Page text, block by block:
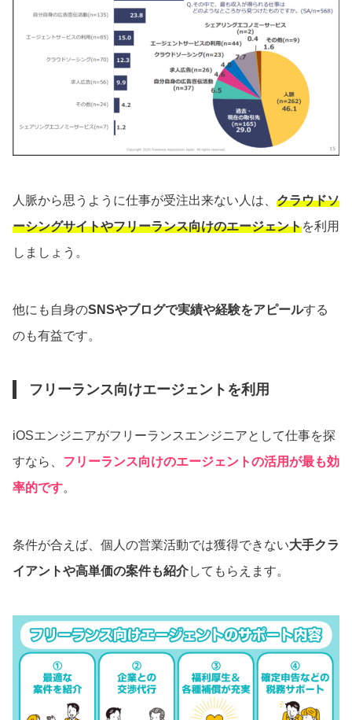
人脈から思うように仕事が受注出来ない人は、 クラウドソ
ーシングサイトやフリーランス向けのエージェントを利用
しましょう。
他にも自身のSNSやブログで実績や経験をアピールする
のも有益です。
フリーランス向けエージェントを利用
iOSエンジニアがフリーランスエンジニアとして仕事を探
すなら、 フリーランス向けのエージェントの活用が最も効
率的です。
条件が合えば、個人の営業活動では獲得できない大手クラ
イアントや高単価の案件も紹介してもらえます。